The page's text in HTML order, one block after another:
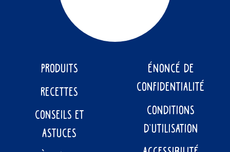
PRODUITS
RECETTES
CONSEILS ET
ASTUCES
ÉNONCÉ DE
CONFIDENTIALITÉ
CONDITIONS
D’UTILISATION